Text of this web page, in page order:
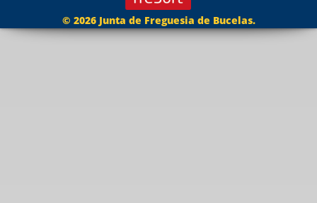
© 2026 Junta de Freguesia de Bucelas.